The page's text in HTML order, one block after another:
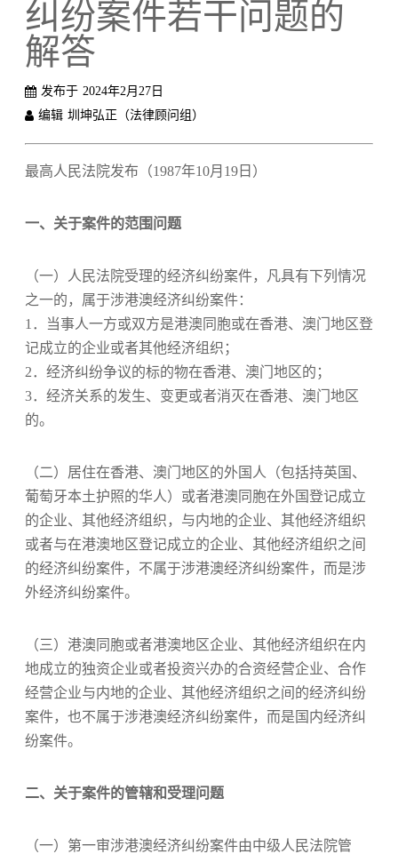
纠纷案件若干问题的
解答
发布于 2024年2月27日
编辑 圳坤弘正（法律顾问组）
最高人民法院发布（1987年10月19日）
一、关于案件的范围问题
（一）人民法院受理的经济纠纷案件，凡具有下列情况
之一的，属于涉港澳经济纠纷案件：
1．当事人一方或双方是港澳同胞或在香港、澳门地区登
记成立的企业或者其他经济组织；
2．经济纠纷争议的标的物在香港、澳门地区的；
3．经济关系的发生、变更或者消灭在香港、澳门地区
的。
（二）居住在香港、澳门地区的外国人（包括持英国、
葡萄牙本土护照的华人）或者港澳同胞在外国登记成立
的企业、其他经济组织，与内地的企业、其他经济组织
或者与在港澳地区登记成立的企业、其他经济组织之间
的经济纠纷案件，不属于涉港澳经济纠纷案件，而是涉
外经济纠纷案件。
（三）港澳同胞或者港澳地区企业、其他经济组织在内
地成立的独资企业或者投资兴办的合资经营企业、合作
经营企业与内地的企业、其他经济组织之间的经济纠纷
案件，也不属于涉港澳经济纠纷案件，而是国内经济纠
纷案件。
二、关于案件的管辖和受理问题
（一）第一审涉港澳经济纠纷案件由中级人民法院管